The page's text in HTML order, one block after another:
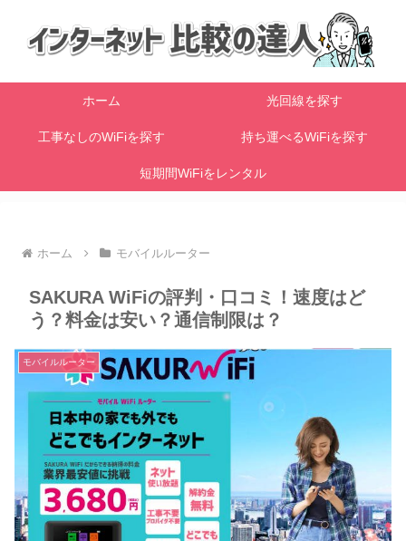
ホーム 光回線を探す
工事なしのWiFiを探す 持ち運べるWiFiを探す
短期間WiFiをレンタル
ホーム モバイルルーター
SAKURA WiFiの評判・口コミ！速度はど
う？料金は安い？通信制限は？
モバイルルーター